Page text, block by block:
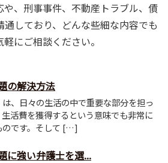
や、刑事事件、不動産トラブル、債
しており、どんな些細な内容でも
にご相談ください。
の解決方法
は、日々の生活の中で重要な部分を担っ
活費を獲得するという意味でも非常に
のです。そして […]
に強い弁護士を選...